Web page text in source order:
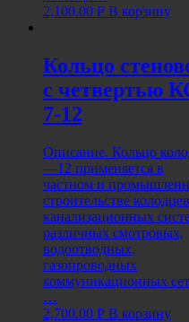
2,100.00 Р В корзину
Кольцо
с четвертью
7-12
Описание. Кольцо
—12 применяется в
частном и
строительстве
канализационных
различных смотровых,
водоотводных,
газопроводных
коммуникационных
…
2,700.00 Р В корзину